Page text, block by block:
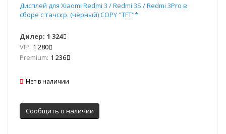
Дисплей для Xiaomi Redmi 3 / Redmi 3S / Redmi 3Pro в
сборе с тачскр. (чёрный) COPY "TFT"*
Дилер: 1 324
VIP: 1 280
Premium: 1 236
Нет в наличии
Сообщить о наличии